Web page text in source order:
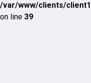
/var/www/clients/
on line 39